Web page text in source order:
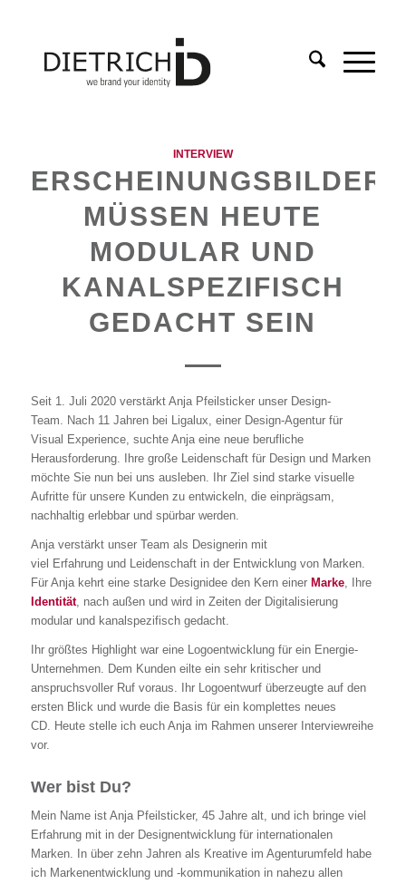
INTERVIEW
ERSCHEINUNGSBILDER
MÜSSEN HEUTE
MODULAR UND
KANALSPEZIFISCH
GEDACHT SEIN
Seit 1. Juli 2020 verstärkt Anja Pfeilsticker unser Design-
Team. Nach 11 Jahren bei Ligalux, einer Design-Agentur für
Visual Experience, suchte Anja eine neue berufliche
Herausforderung. Ihre große Leidenschaft für Design und Marken
möchte Sie nun bei uns ausleben. Ihr Ziel sind starke visuelle
Aufritte für unsere Kunden zu entwickeln, die einprägsam,
nachhaltig erlebbar und spürbar werden.
Anja verstärkt unser Team als Designerin mit
viel Erfahrung und Leidenschaft in der Entwicklung von Marken.
Für Anja kehrt eine starke Designidee den Kern einer Marke, Ihre
Identität, nach außen und wird in Zeiten der Digitalisierung
modular und kanalspezifisch gedacht.
Ihr größtes Highlight war eine Logoentwicklung für ein Energie-
Unternehmen. Dem Kunden eilte ein sehr kritischer und
anspruchsvoller Ruf voraus. Ihr Logoentwurf überzeugte auf den
ersten Blick und wurde die Basis für ein komplettes neues
CD. Heute stelle ich euch Anja im Rahmen unserer Interviewreihe
vor.
Wer bist Du?
Mein Name ist Anja Pfeilsticker, 45 Jahre alt, und ich bringe viel
Erfahrung mit in der Designentwicklung für internationalen
Marken. In über zehn Jahren als Kreative im Agenturumfeld habe
ich Markenentwicklung und -kommunikation in nahezu allen